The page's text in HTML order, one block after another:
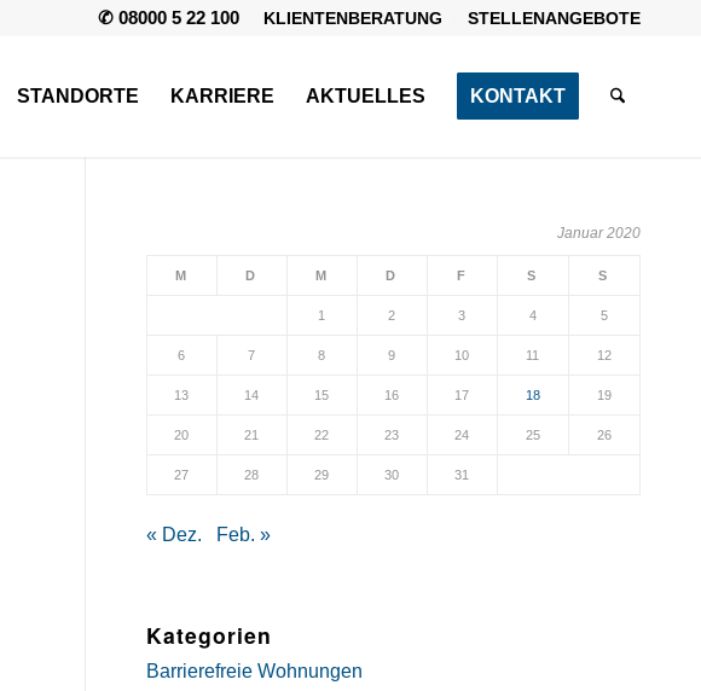
KLIENTENBERATUNG STELLENANGEBOTE
✆ 08000 5 22 100
STANDORTE KARRIERE AKTUELLES KONTAKT
Januar 2020
M D M D F S S
1 2 3 4 5
6 7 8 9 10 11 12
13 14 15 16 17 18 19
20 21 22 23 24 25 26
27 28 29 30 31
« Dez. Feb. »
Kategorien
Barrierefreie Wohnungen